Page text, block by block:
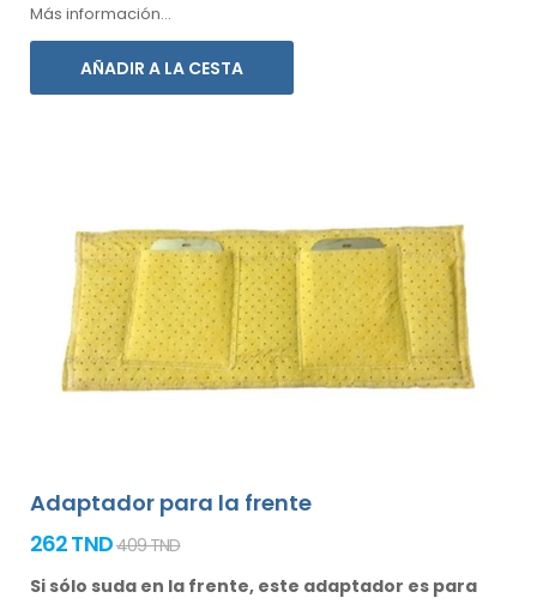
incluyen instrucciones de
Más información...
AÑADIR A LA CESTA
Adaptador para la frente
262 TND409 TND
Si sólo suda en la frente, este adaptador es para